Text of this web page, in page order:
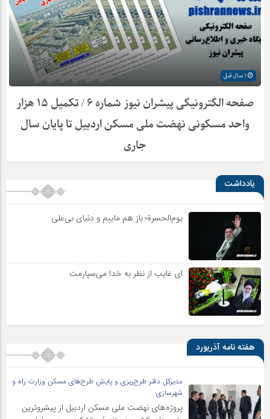
صفحه الکترونیکی پیشران نیوز شماره ۶ / تکمیل ۱۵ هزار
واحد مسکونی نهضت ملی مسکن اردبیل تا پایان سال
جاری
یادداشت
یوم‌الحسرة؛ باز هم ماییم و دنیای بی‌علی
ای غایب از نظر به خدا می‌سپارمت
هفته نامه آذریورد
مدیرکل دفتر طرح‌ریزی و پایش طرح‌های مسکن وزارت راه و
شهرسازی:
پروژه‌های نهضت ملی مسکن اردبیل از پیشروترین